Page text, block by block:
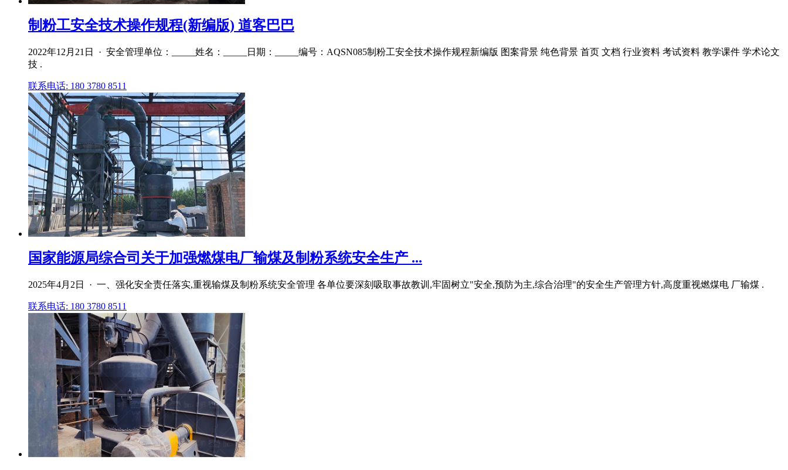
制粉工安全技术操作规程(新编版) 道客巴巴
2022年12月21日 · 安全管理单位：_____姓名：_____日期：_____编号：AQSN085制粉工安全技术操作规程新编版 图案背景 纯色背景 首页 文档 行业资料 考试资料 教学课件 学术论文
技 .
联系电话: 180 3780 8511
国家能源局综合司关于加强燃煤电厂输煤及制粉系统安全生产 ...
2025年4月2日 · 一、强化安全责任落实,重视输煤及制粉系统安全管理 各单位要深刻吸取事故教训,牢固树立"安全,预防为主,综合治理"的安全生产管理方针,高度重视燃煤电 厂输煤 .
联系电话: 180 3780 8511